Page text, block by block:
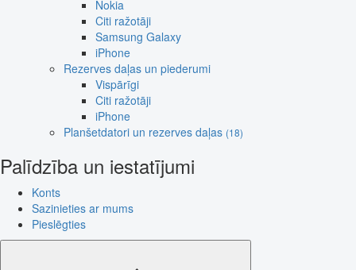
Nokia
Citi ražotāji
Samsung Galaxy
iPhone
Rezerves daļas un piederumi
Vispārīgi
Citi ražotāji
iPhone
Planšetdatori un rezerves daļas (18)
Palīdzība un iestatījumi
Konts
Sazinieties ar mums
Pieslēgties